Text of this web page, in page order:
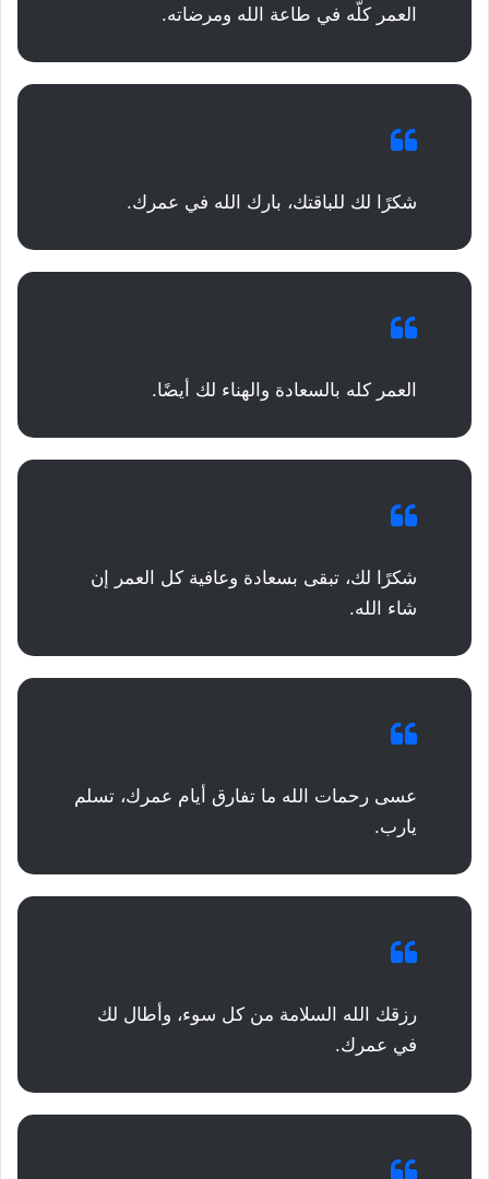
العمر كلّه في طاعة الله ومرضاته.
شكرًا لك للباقتك، بارك الله في عمرك.
العمر كله بالسعادة والهناء لك أيضًا.
شكرًا لك، تبقى بسعادة وعافية كل العمر إن
شاء الله.
عسى رحمات الله ما تفارق أيام عمرك، تسلم
يارب.
رزقك الله السلامة من كل سوء، وأطال لك
في عمرك.